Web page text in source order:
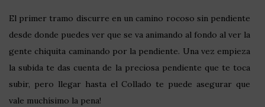
El primer tramo discurre en un camino rocoso sin pendiente
desde donde puedes ver que se va animando al fondo al ver la
gente chiquita caminando por la pendiente. Una vez empieza
la subida te das cuenta de la preciosa pendiente que te toca
subir, pero llegar hasta el Collado te puede asegurar que
vale muchísimo la pena!